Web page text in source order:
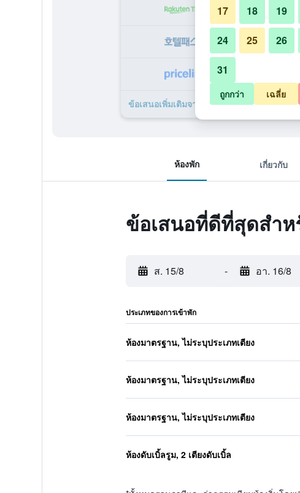
฿9,486
฿11,693
ข้อเสนอเพิ่มเติมจาก มิซูโนะ เรียวคัง 4 รายการ
ห้องพัก เกี่ยวกับ
ข้อเสนอที่ดีที่สุดสำห
ส. 15/8 - อา. 16/8
ประเภทของการเข้าพัก
ห้องมาตรฐาน, ไม่ระบุประเภทเตียง
ห้องมาตรฐาน, ไม่ระบุประเภทเตียง
ห้องมาตรฐาน, ไม่ระบุประเภทเตียง
ห้องดับเบิ้ลรูม, 2 เตียงดับเบิ้ล
17 18 19
24 25 26
31
ถูกกว่า เฉลี่ย